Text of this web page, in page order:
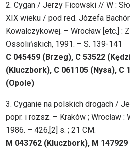
2. Cygan / Jerzy Ficowski // W :
XIX wieku / pod red. Józefa
Kowalczykowej. – Wrocław [etc.] :
Ossolińskich, 1991. – S. 139-141
C 045459 (Brzeg), C 53522
(Kluczbork), C 061105 (Nysa), C
(Opole)
3. Cyganie na polskich drogach /
popr. i rozsz. – Kraków ; Wrocław
1986. – 426,[2] s. ; 21 CM.
M 043762 (Kluczbork), M